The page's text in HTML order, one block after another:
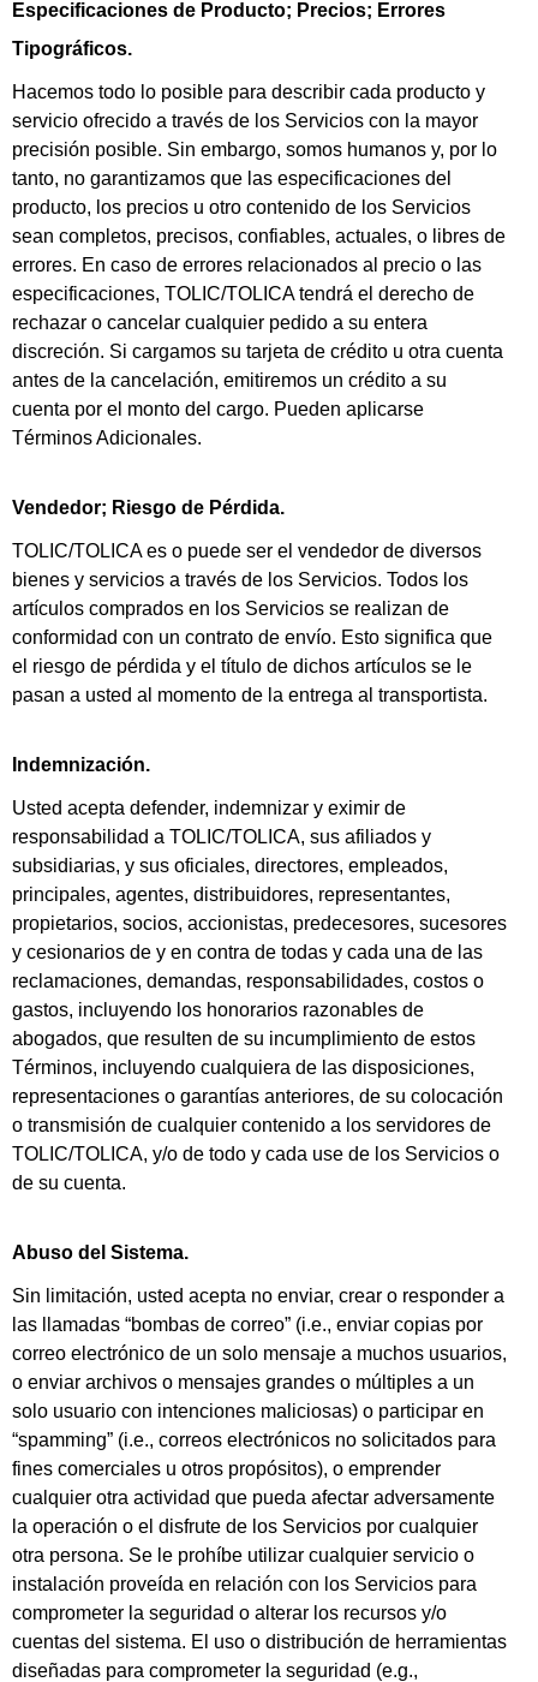
Especificaciones de Producto; Precios; Errores
Tipográficos.
Hacemos todo lo posible para describir cada producto y
servicio ofrecido a través de los Servicios con la mayor
precisión posible. Sin embargo, somos humanos y, por lo
tanto, no garantizamos que las especificaciones del
producto, los precios u otro contenido de los Servicios
sean completos, precisos, confiables, actuales, o libres de
errores. En caso de errores relacionados al precio o las
especificaciones, TOLIC/TOLICA tendrá el derecho de
rechazar o cancelar cualquier pedido a su entera
discreción. Si cargamos su tarjeta de crédito u otra cuenta
antes de la cancelación, emitiremos un crédito a su
cuenta por el monto del cargo. Pueden aplicarse
Términos Adicionales.
Vendedor; Riesgo de Pérdida.
TOLIC/TOLICA es o puede ser el vendedor de diversos
bienes y servicios a través de los Servicios. Todos los
artículos comprados en los Servicios se realizan de
conformidad con un contrato de envío. Esto significa que
el riesgo de pérdida y el título de dichos artículos se le
pasan a usted al momento de la entrega al transportista.
Indemnización.
Usted acepta defender, indemnizar y eximir de
responsabilidad a TOLIC/TOLICA, sus afiliados y
subsidiarias, y sus oficiales, directores, empleados,
principales, agentes, distribuidores, representantes,
propietarios, socios, accionistas, predecesores, sucesores
y cesionarios de y en contra de todas y cada una de las
reclamaciones, demandas, responsabilidades, costos o
gastos, incluyendo los honorarios razonables de
abogados, que resulten de su incumplimiento de estos
Términos, incluyendo cualquiera de las disposiciones,
representaciones o garantías anteriores, de su colocación
o transmisión de cualquier contenido a los servidores de
TOLIC/TOLICA, y/o de todo y cada use de los Servicios o
de su cuenta.
Abuso del Sistema.
Sin limitación, usted acepta no enviar, crear o responder a
las llamadas “bombas de correo” (i.e., enviar copias por
correo electrónico de un solo mensaje a muchos usuarios,
o enviar archivos o mensajes grandes o múltiples a un
solo usuario con intenciones maliciosas) o participar en
“spamming” (i.e., correos electrónicos no solicitados para
fines comerciales u otros propósitos), o emprender
cualquier otra actividad que pueda afectar adversamente
la operación o el disfrute de los Servicios por cualquier
otra persona. Se le prohíbe utilizar cualquier servicio o
instalación proveída en relación con los Servicios para
comprometer la seguridad o alterar los recursos y/o
cuentas del sistema. El uso o distribución de herramientas
diseñadas para comprometer la seguridad (e.g.,